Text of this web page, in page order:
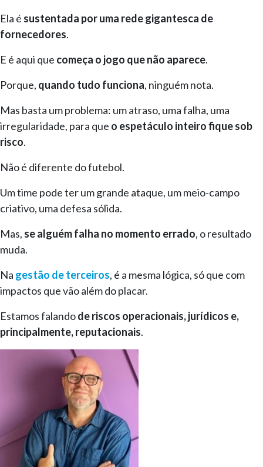
Ela é sustentada por uma rede gigantesca de
fornecedores.
E é aqui que começa o jogo que não aparece.
Porque, quando tudo funciona, ninguém nota.
Mas basta um problema: um atraso, uma falha, uma
irregularidade, para que o espetáculo inteiro fique sob
risco.
Não é diferente do futebol.
Um time pode ter um grande ataque, um meio-campo
criativo, uma defesa sólida.
Mas, se alguém falha no momento errado, o resultado
muda.
Na gestão de terceiros, é a mesma lógica, só que com
impactos que vão além do placar.
Estamos falandode riscos operacionais, jurídicos e,
principalmente, reputacionais.